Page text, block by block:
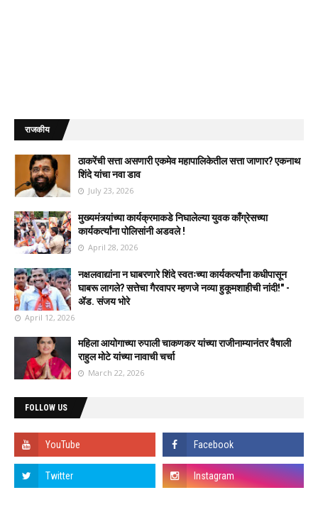
राजकीय
ठाकरेंची सत्ता असणारी एकमेव महापालिकेतील सत्ता जाणार? एकनाथ
शिंदे यांचा नवा डाव
July 23, 2026
मुख्यमंत्र्यांच्या कार्यक्रमाकडे निघालेल्या युवक काँग्रेसच्या
कार्यकर्त्यांना पोलिसांनी अडवले !
April 28, 2026
नक्षलवाद्यांना न घाबरणारे शिंदे स्वतःच्या कार्यकर्त्यांना कधीपासून
घाबरू लागले? सत्तेचा गैरवापर म्हणजे नव्या हुकूमशाहीची नांदी!" -
ॲड. संजय भोरे
April 12, 2026
महिला आयोगाच्या रुपाली चाकणकर यांच्या राजीनाम्यानंतर वैषाली
राहुल मोटे यांच्या नावाची चर्चा
March 22, 2026
FOLLOW US